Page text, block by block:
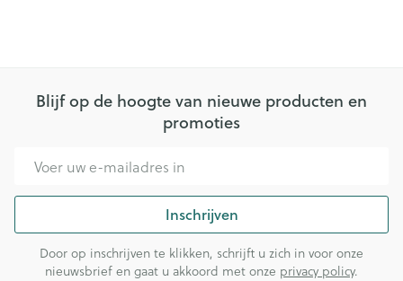
Blijf op de hoogte van nieuwe producten en
promoties
Inschrijven
Door op inschrijven te klikken, schrijft u zich in voor onze
nieuwsbrief en gaat u akkoord met onze privacy policy.